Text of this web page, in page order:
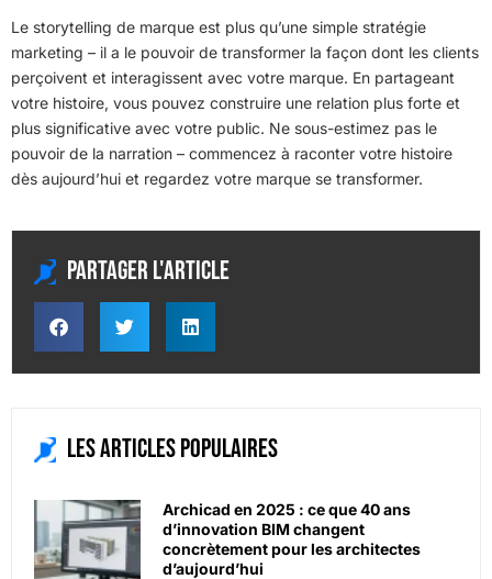
Le storytelling de marque est plus qu’une simple stratégie
marketing – il a le pouvoir de transformer la façon dont les clients
perçoivent et interagissent avec votre marque. En partageant
votre histoire, vous pouvez construire une relation plus forte et
plus significative avec votre public. Ne sous-estimez pas le
pouvoir de la narration – commencez à raconter votre histoire
dès aujourd’hui et regardez votre marque se transformer.
Partager l'article
Les articles populaires
Archicad en 2025 : ce que 40 ans
d’innovation BIM changent
concrètement pour les architectes
d’aujourd’hui